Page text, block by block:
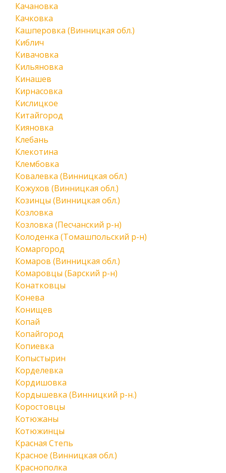
Качановка
Качковка
Кашперовка (Винницкая обл.)
Киблич
Кивачовка
Кильяновка
Кинашев
Кирнасовка
Кислицкое
Китайгород
Кияновка
Клебань
Клекотина
Клембовка
Ковалевка (Винницкая обл.)
Кожухов (Винницкая обл.)
Козинцы (Винницкая обл.)
Козловка
Козловка (Песчанский р-н)
Колоденка (Томашпольский р-н)
Комаргород
Комаров (Винницкая обл.)
Комаровцы (Барский р-н)
Конатковцы
Конева
Конищев
Копай
Копайгород
Копиевка
Копыстырин
Корделевка
Кордишовка
Кордышевка (Винницкий р-н.)
Коростовцы
Котюжаны
Котюжинцы
Красная Степь
Красное (Винницкая обл.)
Краснополка